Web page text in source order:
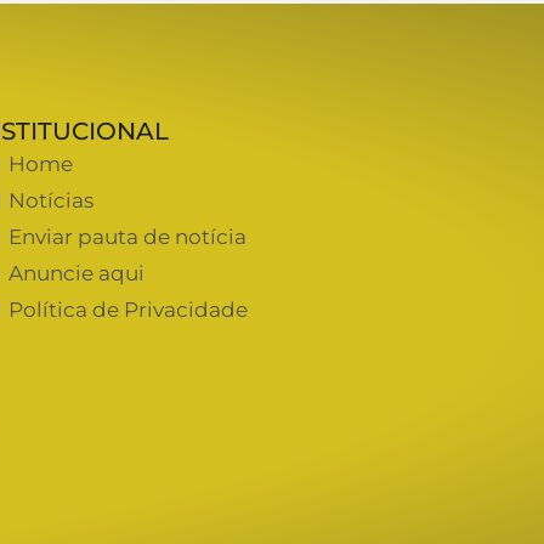
Home
Notícias
Enviar pauta de notícia
Anuncie aqui
Política de Privacidade